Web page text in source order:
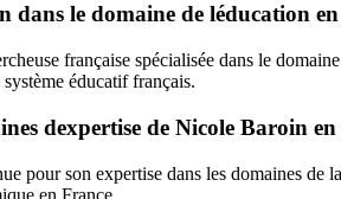
dans le domaine de léducation
française spécialisée dans le
éducatif français.
dexpertise de Nicole Baroin
pour son expertise dans les domaines
en France.